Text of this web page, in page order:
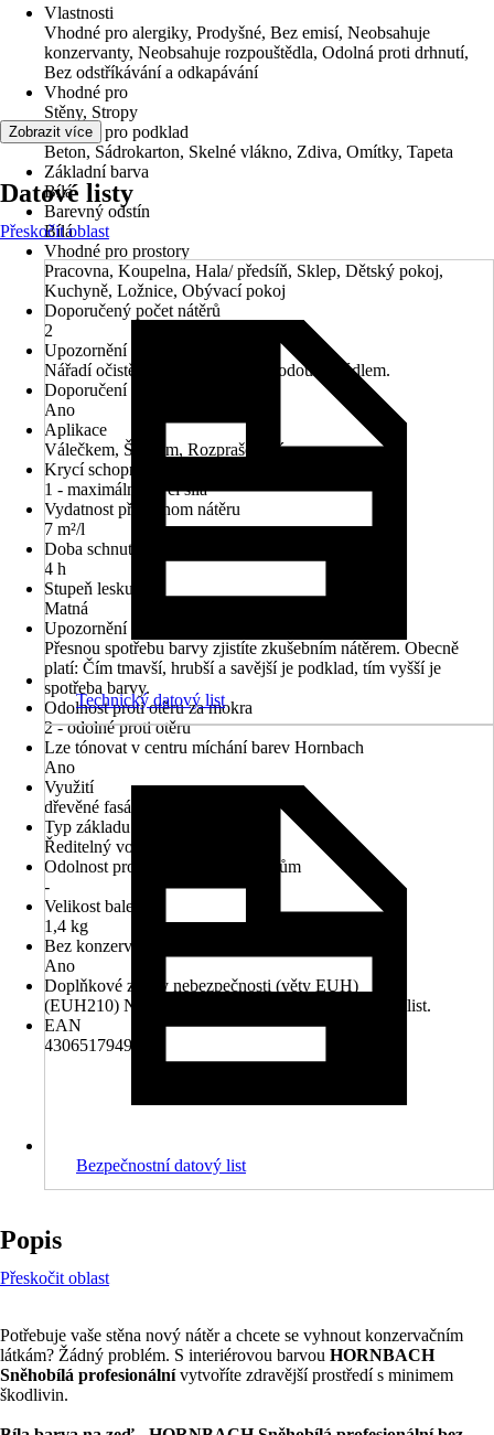
Vlastnosti
Vhodné pro alergiky, Prodyšné, Bez emisí, Neobsahuje
konzervanty, Neobsahuje rozpouštědla, Odolná proti drhnutí,
Bez odstříkávání a odkapávání
Vhodné pro
Stěny, Stropy
Vhodné pro podklad
Beton, Sádrokarton, Skelné vlákno, Zdiva, Omítky, Tapeta
Základní barva
Bílá
Barevný odstín
Bílá
Vhodné pro prostory
Pracovna, Koupelna, Hala/ předsíň, Sklep, Dětský pokoj,
Kuchyně, Ložnice, Obývací pokoj
Doporučený počet nátěrů
2
Upozornění
Nářadí očistěte ihned po použití vodou a mýdlem.
Doporučení základního nátěru
Ano
Aplikace
Válečkem, Štětcem, Rozprašováním
Krycí schopnost
1 - maximální krycí síla
Vydatnost při jednom nátěru
7 m²/l
Doba schnutí cca
4 h
Stupeň lesku
Matná
Upozornění na dosah
Přesnou spotřebu barvy zjistíte zkušebním nátěrem. Obecně
platí: Čím tmavší, hrubší a savější je podklad, tím vyšší je
spotřeba barvy.
Odolnost proti otěru za mokra
2 - odolné proti otěru
Lze tónovat v centru míchání barev Hornbach
Ano
Využití
dřevěné fasády
Typ základu
Ředitelný vodou
Odolnost proti povětrnostním vlivům
-
Velikost balení
1,4 kg
Bez konzervačních látek
Ano
Doplňkové znaky nebezpečnosti (věty EUH)
(EUH210) Na vyžádání je k dispozici bezpečnostní list.
EAN
4306517949525
Zobrazit více
Datové listy
Přeskočit oblast
Technický datový list
Bezpečnostní datový list
Popis
Přeskočit oblast
Potřebuje vaše stěna nový nátěr a chcete se vyhnout konzervačním
látkám? Žádný problém. S interiérovou barvou HORNBACH
Sněhobílá profesionálnívytvoříte zdravější prostředí s minimem
škodlivin.